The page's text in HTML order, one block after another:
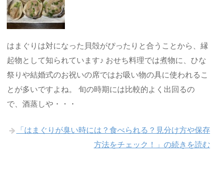
はまぐりは対になった貝殻がぴったりと合うことから、縁
起物として知られています♪ おせち料理では煮物に、ひな
祭りや結婚式のお祝いの席ではお吸い物の具に使われるこ
とが多いですよね。 旬の時期には比較的よく出回るの
で、酒蒸しや・・・
「はまぐりが臭い時には？食べられる？見分け方や保存
方法をチェック！」の続きを読む